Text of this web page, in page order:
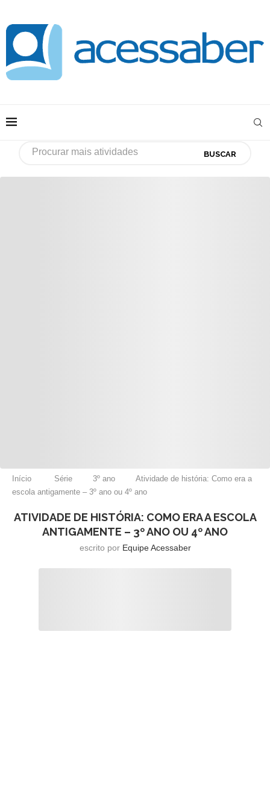
BUSCAR
Início Série 3º ano
Atividade de história: Como era a
escola antigamente – 3º ano ou 4º ano
ATIVIDADE DE HISTÓRIA: COMO ERA A ESCOLA
ANTIGAMENTE – 3º ANO OU 4º ANO
escrito por Equipe Acessaber